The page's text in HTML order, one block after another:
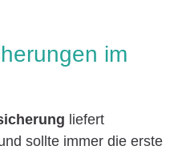
im
liefert
sollte immer die erste